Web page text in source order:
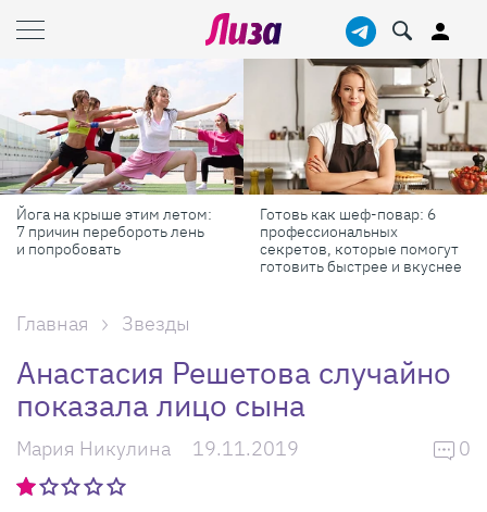
Готовь как шеф-повар: 6
профессиональных
секретов, которые помогут
Масштабные приключения:
самые красивые фестивали
России в августе
Главная Звезды
Анастасия Решетова случайно
показала лицо сына
Мария Никулина 19.11.2019 0